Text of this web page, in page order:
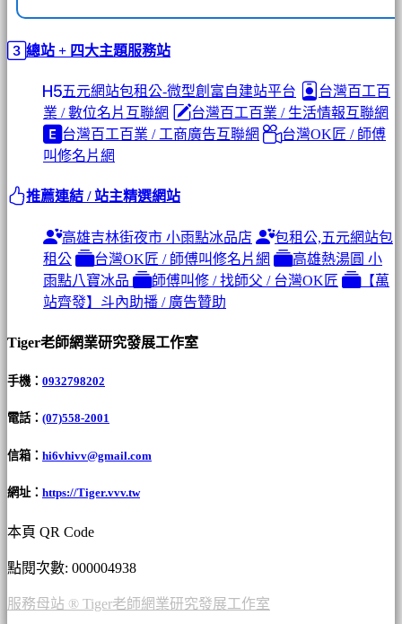
總站 + 四大主題服務站
五元網站包租公-微型創富自建站平台
台灣百工百
業 / 數位名片互聯網
台灣百工百業 / 生活情報互聯網
台灣百工百業 / 工商廣告互聯網
台灣OK匠 / 師傅
叫修名片網
推薦連結 / 站主精選網站
高雄吉林街夜市 小雨點冰品店
包租公,五元網站包
租公
台灣OK匠 / 師傅叫修名片網
高雄熱湯圓 小
雨點八寶冰品
師傅叫修 / 找師父 / 台灣OK匠
【萬
站齊發】斗內助播 / 廣告贊助
Tiger老師網業研究發展工作室
手機： 0932798202
電話： (07)558-2001
信箱： hi6vhivv@gmail.com
網址： https://Tiger.vvv.tw
本頁 QR Code
點閱次數: 000004938
服務母站 ® Tiger老師網業研究發展工作室